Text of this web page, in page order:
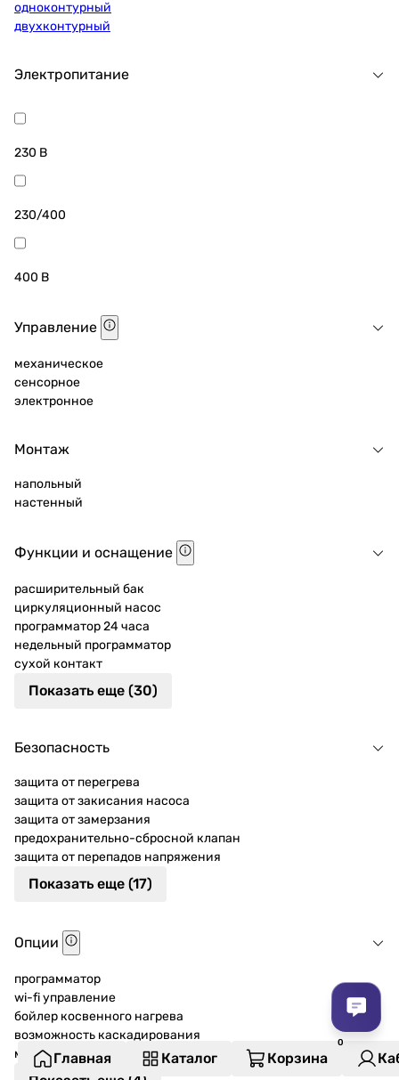
одноконтурный
двухконтурный
Электропитание
230 В
230/400
400 В
Управление
механическое
сенсорное
электронное
Монтаж
напольный
настенный
Функции и оснащение
расширительный бак
циркуляционный насос
программатор 24 часа
недельный программатор
сухой контакт
Показать еще (30)
Безопасность
защита от перегрева
защита от закисания насоса
защита от замерзания
предохранительно-сбросной клапан
защита от перепадов напряжения
Показать еще (17)
Опции
программатор
wi-fi управление
бойлер косвенного нагрева
возможность каскадирования
модуль ГВСГлавная Каталог Корзина